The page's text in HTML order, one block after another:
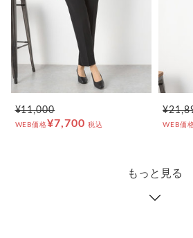
¥11,000
WEB価格¥7,700 税込 WEB価
もっと見る